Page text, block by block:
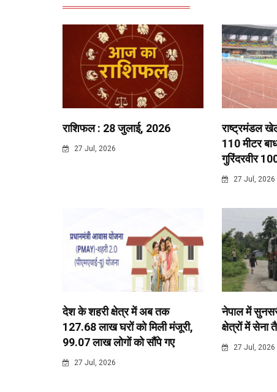
राशिफल : 28 जुलाई, 2026
27 Jul, 2026
राष्ट्रमंडल
110 मीटर
गुरिंदरवीर
27 Jul, 2026
देश के शहरी क्षेत्र में अब तक
127.68 लाख घरों को मिली मंजूरी,
99.07 लाख लोगों को सौंपे गए
27 Jul, 2026
नेपाल में
क्षेत्रों में सेना
27 Jul, 2026